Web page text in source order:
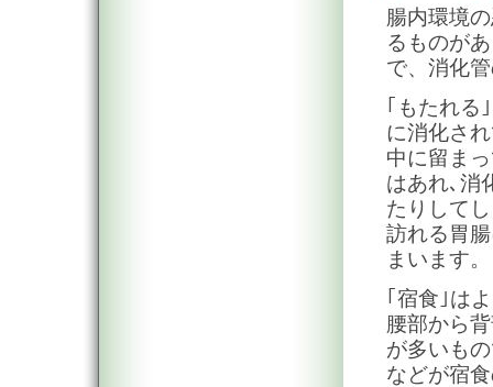
腸内環境
るものが
で、消化
｢もたれる
に消化さ
中に留ま
はあれ､消
たりして
訪れる胃
まいます。
｢宿食｣は
腰部から
が多いも
などが宿